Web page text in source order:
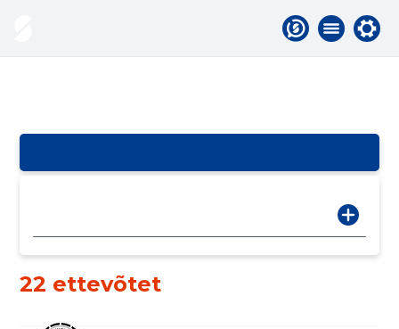
22 ettevõtet